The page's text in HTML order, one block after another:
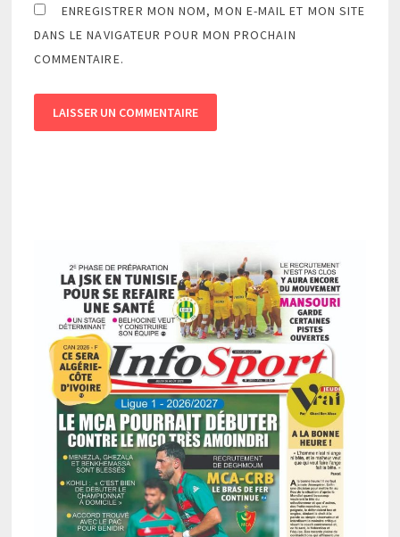
ENREGISTRER MON NOM, MON E-MAIL ET MON SITE
DANS LE NAVIGATEUR POUR MON PROCHAIN
COMMENTAIRE.